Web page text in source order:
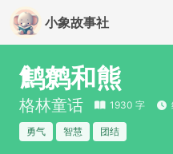
小象故事社
鹪鹩和熊
格林童话 1930 字
勇气 智慧 团结